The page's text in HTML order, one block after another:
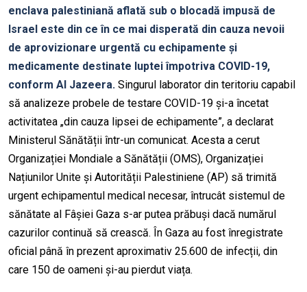
enclava palestiniană aflată sub o blocadă impusă de
Israel este din ce în ce mai disperată din cauza nevoii
de aprovizionare urgentă cu echipamente și
medicamente destinate luptei împotriva COVID-19,
conform Al Jazeera. Singurul laborator din teritoriu capabil
să analizeze probele de testare COVID-19 și-a încetat
activitatea „din cauza lipsei de echipamente”, a declarat
Ministerul Sănătății într-un comunicat. Acesta a cerut
Organizației Mondiale a Sănătății (OMS), Organizației
Națiunilor Unite și Autorității Palestiniene (AP) să trimită
urgent echipamentul medical necesar, întrucât sistemul de
sănătate al Fâșiei Gaza s-ar putea prăbuși dacă numărul
cazurilor continuă să crească. În Gaza au fost înregistrate
oficial până în prezent aproximativ 25.600 de infecții, din
care 150 de oameni și-au pierdut viața.